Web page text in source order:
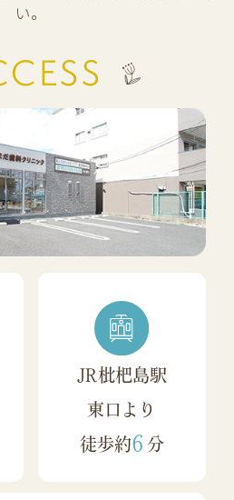
い。
JR枇杷島駅
東口より
徒歩約6 分